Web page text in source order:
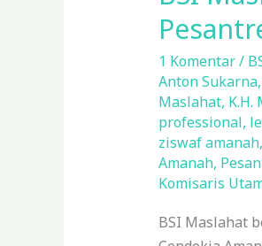
1 Komentar/
Anton Sukarna,
Maslahat, K.H.
professional,
ziswaf amanah,
Amanah,
Komisaris
BSI Maslahat